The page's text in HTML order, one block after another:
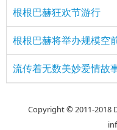
根根巴赫狂欢节游行
根根巴赫将举办规模空
流传着无数美妙爱情故
Copyright © 2011-2018